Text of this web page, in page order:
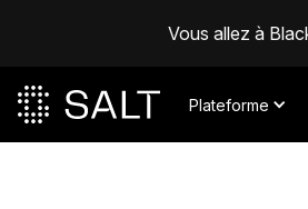
Vous allez à
Plateforme